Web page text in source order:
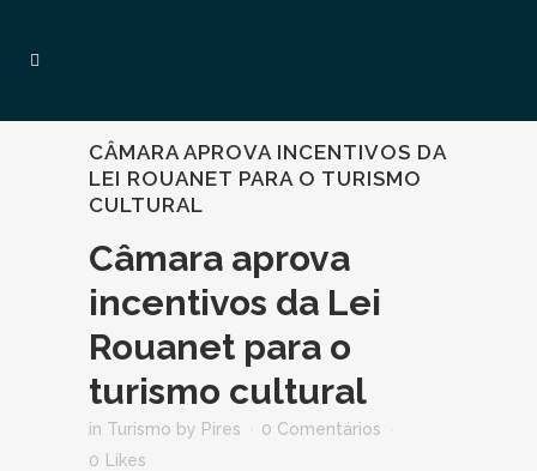
CÂMARA APROVA INCENTIVOS DA
LEI ROUANET PARA O TURISMO
CULTURAL
Câmara aprova
incentivos da Lei
Rouanet para o
turismo cultural
in Turismo by Pires
0 Comentários
0
Likes